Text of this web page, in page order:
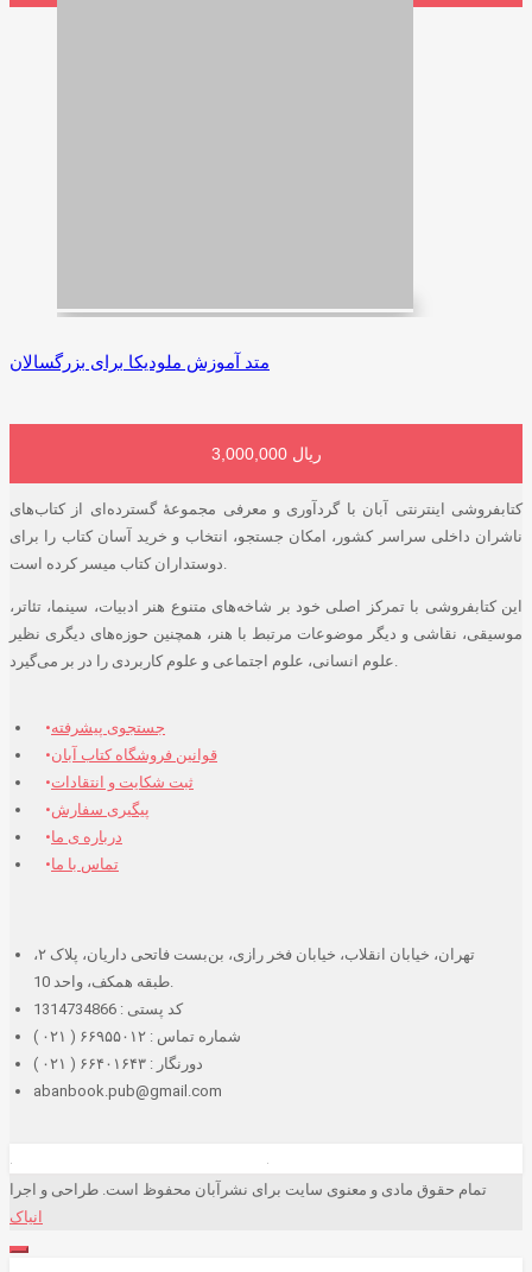
متد آموزش ملودیکا برای بزرگسالان
3,000,000 ریال
افزودن به سبد خرید
کتابفروشی اینترنتی آبان با گردآوری و معرفی مجموعۀ گسترده‌ای از کتاب‌های
ناشران داخلی سراسر کشور، امکان جستجو، انتخاب و خرید آسان کتاب را برای
این کتابفروشی با تمرکز اصلی خود بر شاخه‌های متنوع هنر ادبیات، سینما، تئاتر،
موسیقی، نقاشی و دیگر موضوعات مرتبط با هنر، همچنین حوزه‌های دیگری نظیر
جستجوی پیشرفته
قوانین فروشگاه کتاب آبان
ثبت شکایت و انتقادات
پیگیری سفارش
درباره ی ما
تماس با ما
تهران، خیابان انقلاب، خیابان فخر رازی، بن‌بست فاتحی داریان، پلاک ۲،
کد پستی : 1314734866
شماره تماس : ۶۶۹۵۵۰۱۲ ( ۰۲۱ )
دورنگار : ۶۶۴۰۱۶۴۳ ( ۰۲۱ )
abanbook.pub@gmail.com
تمام حقوق مادی و معنوی سایت برای نشرآبان محفوظ است. طراحی و اجرا
انیاک